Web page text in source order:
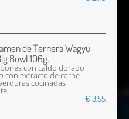
de Ternera Wagyu
Bowl 106g.
con caldo dorado
con extracto de carne
cocinadas
€ 3,55